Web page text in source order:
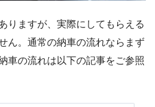
りますが、実際にしてもらえる
ん。通常の納車の流れならまず
車の流れは以下の記事をご参照